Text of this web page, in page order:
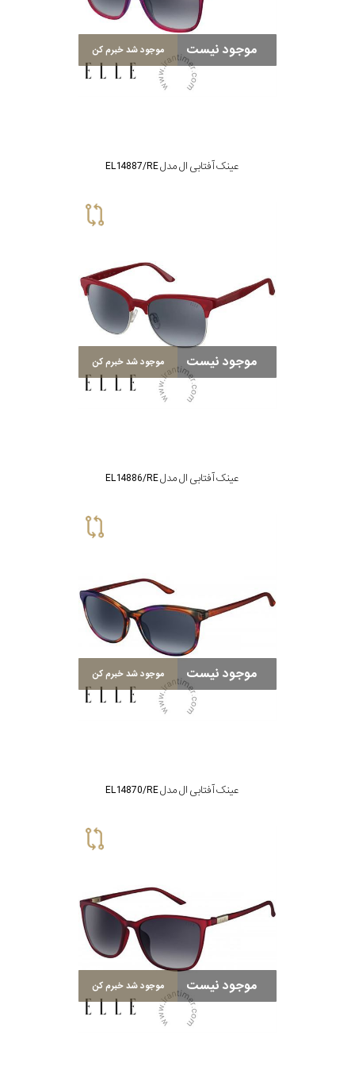
موجود نیست موجود شد خبرم کن
عینک آفتابی ال مدل EL14887/RE
موجود نیست موجود شد خبرم کن
عینک آفتابی ال مدل EL14886/RE
موجود نیست موجود شد خبرم کن
عینک آفتابی ال مدل EL14870/RE
موجود نیست موجود شد خبرم کن